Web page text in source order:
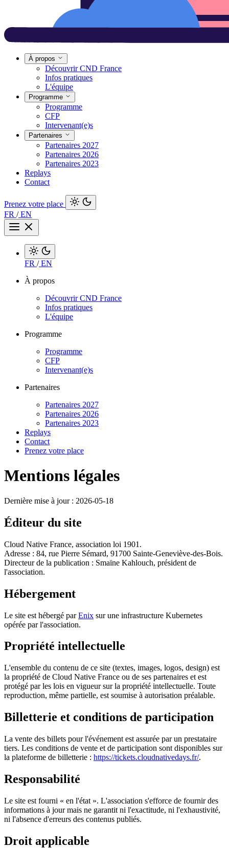
À propos
Découvrir CND France
Infos pratiques
L'équipe
Programme
Programme
CFP
Intervenant(e)s
Partenaires
Partenaires 2027
Partenaires 2026
Partenaires 2023
Replays
Contact
Prenez votre place
FR /EN
FR /EN
À propos
Découvrir CND France
Infos pratiques
L'équipe
Programme
Programme
CFP
Intervenant(e)s
Partenaires
Partenaires 2027
Partenaires 2026
Partenaires 2023
Replays
Contact
Prenez votre place
Mentions légales
Dernière mise à jour : 2026-05-18
Éditeur du site
Cloud Native France, association loi 1901.
Adresse : 84, rue Pierre Sémard, 91700 Sainte-Geneviève-des-Bois.
Directeur de la publication : Smaïne Kahlouch, président de
l'association.
Hébergement
Le site est hébergé parEnix sur une infrastructure Kubernetes
opérée par l'association.
Propriété intellectuelle
L'ensemble du contenu de ce site (textes, images, logos, design) est
la propriété de Cloud Native France ou de ses partenaires et est
protégé par les lois en vigueur sur la propriété intellectuelle. Toute
reproduction, même partielle, est soumise à autorisation préalable.
Billetterie et conditions de participation
La vente des billets pour l'événement est assurée par un prestataire
tiers. Les conditions de vente et de participation sont disponibles sur
la plateforme de billetterie : https://tickets.cloudnativedays.fr/.
Responsabilité
Le site est fourni « en l'état ». L'association s'efforce de fournir des
informations à jour mais ne garantit ni l'exactitude, ni l'exhaustivité,
ni l'absence d'erreurs des contenus publiés.
Droit applicable